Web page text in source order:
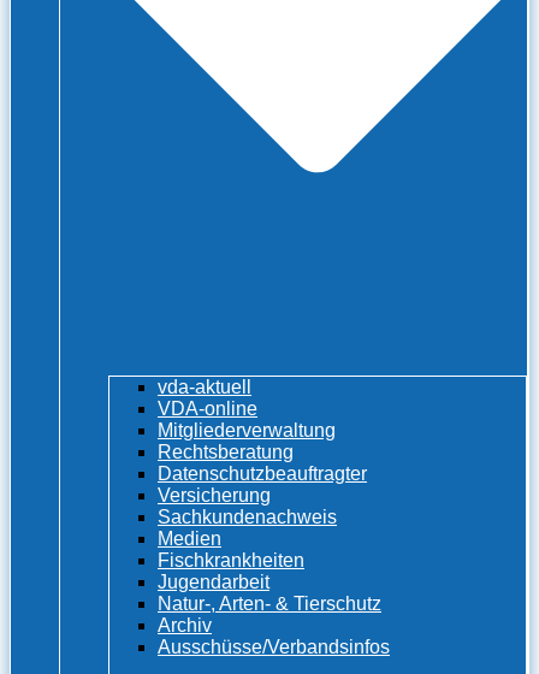
vda-aktuell
VDA-online
Mitgliederverwaltung
Rechtsberatung
Datenschutzbeauftragter
Versicherung
Sachkundenachweis
Medien
Fischkrankheiten
Jugendarbeit
Natur-, Arten- & Tierschutz
Archiv
Ausschüsse/Verbandsinfos